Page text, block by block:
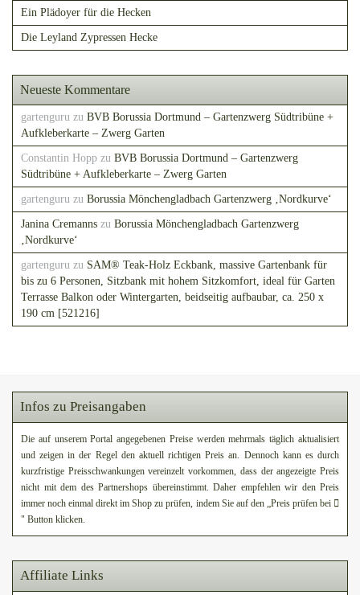
Ein Plädoyer für die Hecken
Die Leyland Zypressen Hecke
Neueste Kommentare
gartenguru zu BVB Borussia Dortmund – Gartenzwerg Südtribüne +
Aufkleberkarte – Zwerg Garten
Constantin Hopp zu BVB Borussia Dortmund – Gartenzwerg
Südtribüne + Aufkleberkarte – Zwerg Garten
gartenguru zu Borussia Mönchengladbach Gartenzwerg ‚Nordkurve‘
Janina Cremanns zu Borussia Mönchengladbach Gartenzwerg
‚Nordkurve‘
gartenguru zu SAM® Teak-Holz Eckbank, massive Gartenbank für
bis zu 6 Personen, Sitzbank mit hohem Sitzkomfort, ideal für Garten
Terrasse Balkon oder Wintergarten, beidseitig aufbaubar, ca. 250 x
190 cm [521216]
Infos zu Preisangaben
Die auf unserem Portal angegebenen Preise werden mehrmals täglich aktualisiert
und zeigen in der Regel den aktuell richtigen Preis an. Dennoch kann es durch
kurzfristige Preisschwankungen vereinzelt vorkommen, dass der angezeigte Preis
nicht mit dem des Partnershops übereinstimmt. Daher empfehlen wir den Preis
immer noch einmal direkt im Shop zu prüfen, indem Sie auf den „Preis prüfen bei
" Button klicken.
Affiliate Links